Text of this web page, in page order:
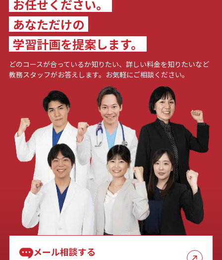
お任せください。
あなただけの
学習計画を提案します。
どのコースが合っているか知りたい、詳しい料金を知りたいなど
教務スタッフがお答えします。お気軽にご相談ください。
メール相談する